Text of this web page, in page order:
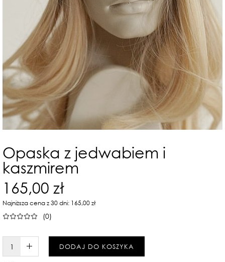
Opaska z jedwabiem i
kaszmirem
165,00 zł
Najniższa cena z 30 dni: 165,00 zł
(0)
W KOSZYKU :)DODAJ DO KOSZYKA